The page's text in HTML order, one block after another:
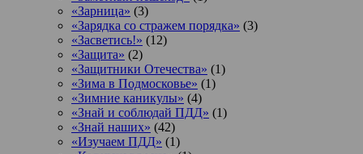
«Зарница» (3)
«Зарядка со стражем порядка» (3)
«Засветись!» (12)
«Защита» (2)
«Защитники Отечества» (1)
«Зима в Подмосковье» (1)
«Зимние каникулы» (4)
«Знай и соблюдай ПДД» (1)
«Знай наших» (42)
«Изучаем ПДД» (1)